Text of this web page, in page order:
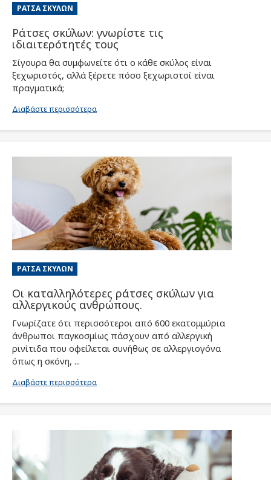
ΡΆΤΣΑ ΣΚΎΛΩΝ
Ράτσες σκύλων: γνωρίστε τις
ιδιαιτερότητές τους
Σίγουρα θα συμφωνείτε ότι ο κάθε σκύλος είναι
ξεχωριστός, αλλά ξέρετε πόσο ξεχωριστοί είναι
πραγματικά;
Διαβάστε περισσότερα
ΡΆΤΣΑ ΣΚΎΛΩΝ
Οι καταλληλότερες ράτσες σκύλων για
αλλεργικούς ανθρώπους.
Γνωρίζατε ότι περισσότεροι από 600 εκατομμύρια
άνθρωποι παγκοσμίως πάσχουν από αλλεργική
ρινίτιδα που οφείλεται συνήθως σε αλλεργιογόνα
όπως η σκόνη, ...
Διαβάστε περισσότερα